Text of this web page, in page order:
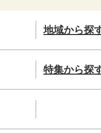
地域から探
特集から探